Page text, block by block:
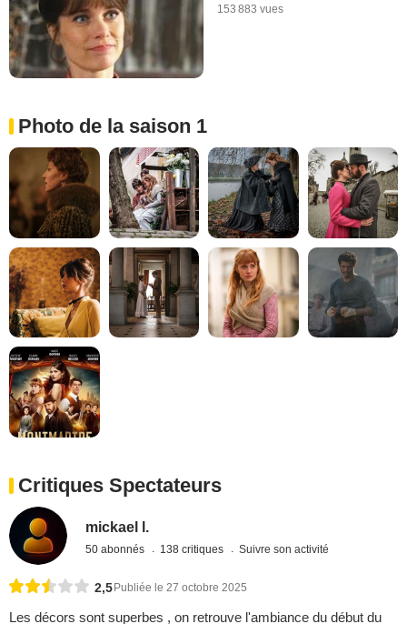
153 883 vues
Photo de la saison 1
Critiques Spectateurs
mickael l.
50 abonnés 138 critiques Suivre son activité
2,5Publiée le 27 octobre 2025
Les décors sont superbes , on retrouve l'ambiance du début du